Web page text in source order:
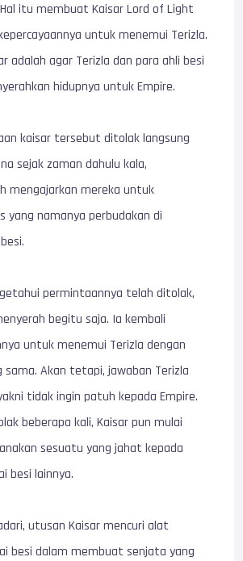
itu membuat Kaisar Lord of Light
untuk menemui Terizla.
adalah agar Terizla dan para ahli besi
hidupnya untuk Empire.
kaisar tersebut ditolak langsung
sejak zaman dahulu kala,
mengajarkan mereka untuk
yang namanya perbudakan di
permintaannya telah ditolak,
begitu saja. Ia kembali
untuk menemui Terizla dengan
Akan tetapi, jawaban Terizla
tidak ingin patuh kepada Empire.
beberapa kali, Kaisar pun mulai
sesuatu yang jahat kepada
besi lainnya.
utusan Kaisar mencuri alat
besi dalam membuat senjata yang